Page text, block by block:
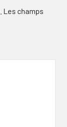
Les champs